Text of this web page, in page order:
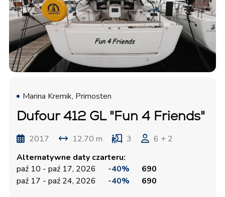
Marina Kremik, Primosten
Dufour 412 GL "Fun 4 Friends"
2017 12.70 m 3
6 + 2
Alternatywne daty czarteru:
paź 10 - paź 17, 2026
-40%
690
paź 17 - paź 24, 2026
-40% 690